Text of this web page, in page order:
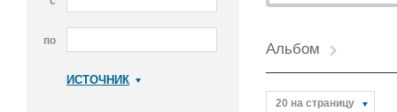
по
ИСТОЧНИК
Альбом
20 на страницу